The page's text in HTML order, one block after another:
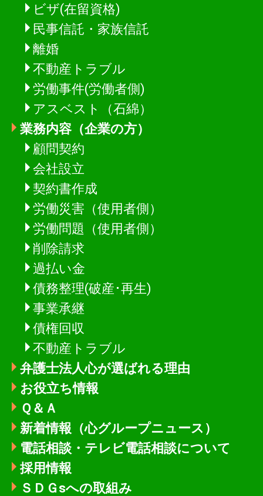
ビザ(在留資格)
民事信託・家族信託
離婚
不動産トラブル
労働事件(労働者側)
アスベスト（石綿）
業務内容（企業の方）
顧問契約
会社設立
契約書作成
労働災害（使用者側）
労働問題（使用者側）
削除請求
過払い金
債務整理(破産･再生)
事業承継
債権回収
不動産トラブル
弁護士法人心が選ばれる理由
お役立ち情報
Ｑ＆Ａ
新着情報 （心グループニュース）
電話相談・テレビ電話相談について
採用情報
ＳＤＧsへの取組み